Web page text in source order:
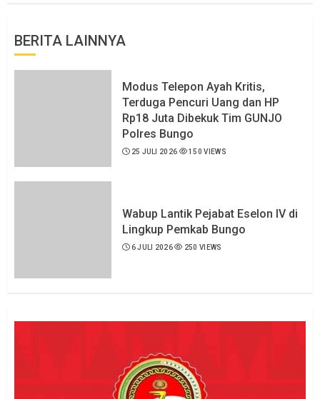
BERITA LAINNYA
Modus Telepon Ayah Kritis,
Terduga Pencuri Uang dan HP
Rp18 Juta Dibekuk Tim GUNJO
Polres Bungo
25 JULI 2026 150 VIEWS
Wabup Lantik Pejabat Eselon IV di
Lingkup Pemkab Bungo
6 JULI 2026 250 VIEWS